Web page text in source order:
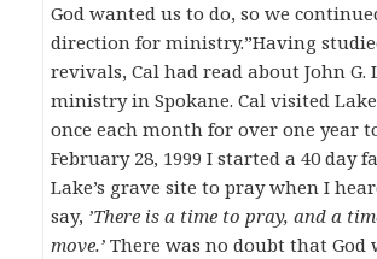
God wanted us to do, so we
direction for ministry.”Having
revivals, Cal had read about John G.
ministry in Spokane. Cal visited
once each month for over one year
February 28, 1999 I started a 40 day
Lake’s grave site to pray when I
say, ’There is a time to pray, and a
move.’ There was no doubt that God